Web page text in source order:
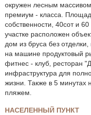
окружен лесным
премиум - класса.
собственности, 40сот и
участке расположен
дом из бруса без
на машине продуктовый
фитнес - клуб, ресторан
инфраструктура для
жизни. Также в 5 минутах
пляжем.
НАСЕЛЕННЫЙ ПУНКТ